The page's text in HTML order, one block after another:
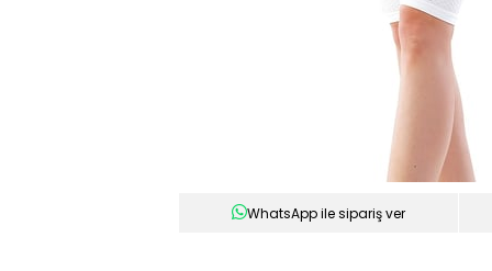
WhatsApp ile sipariş ver